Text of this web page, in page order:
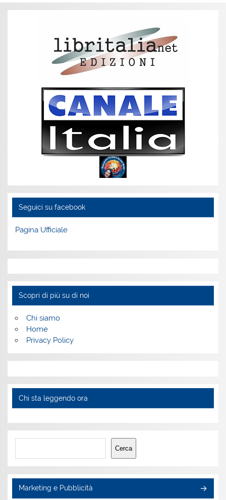
Seguici su facebook
Pagina Ufficiale
Scopri di più su di noi
Chi siamo
Home
Privacy Policy
Chi sta leggendo ora
Cerca
Cerca
Marketing e Pubblicità